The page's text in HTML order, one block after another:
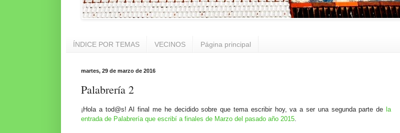
ÍNDICE POR TEMAS VECINOS Página principal
martes, 29 de marzo de 2016
Palabrería 2
¡Hola a tod@s! Al final me he decidido sobre que tema escribir hoy, va a ser una segunda parte de la
entrada de Palabrería que escribí a finales de Marzo del pasado año 2015